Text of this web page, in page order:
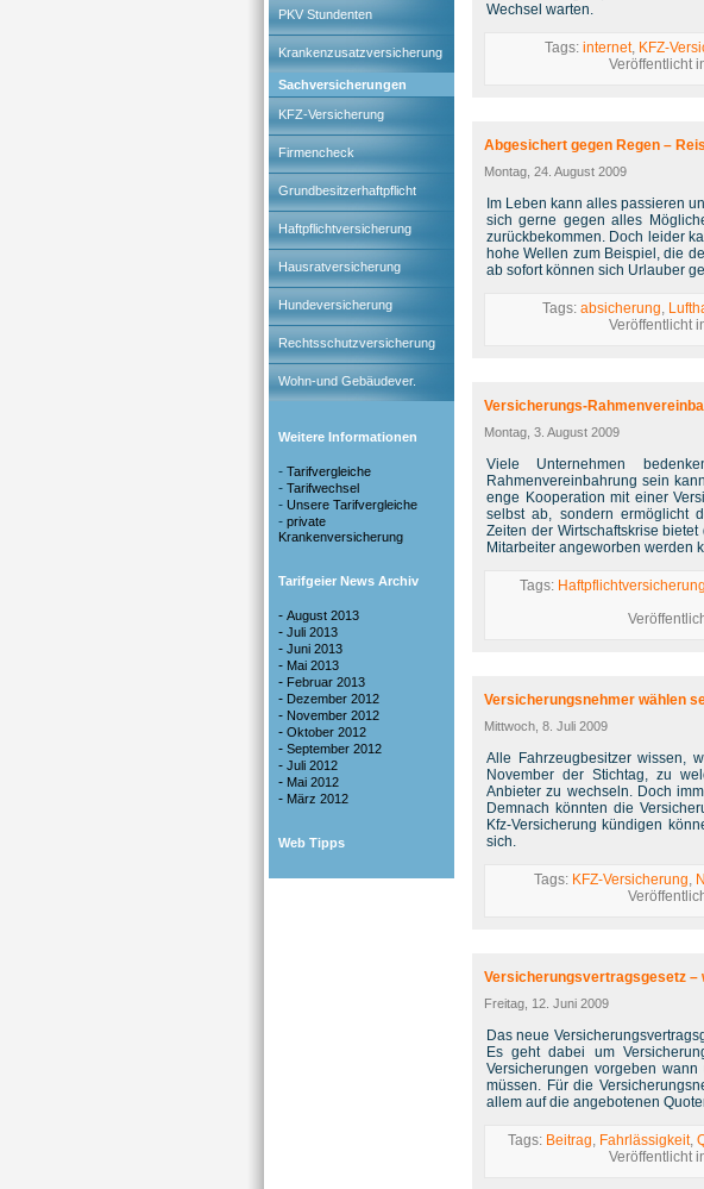
PKV Stundenten
Krankenzusatzversicherung
Sachversicherungen
KFZ-Versicherung
Firmencheck
Grundbesitzerhaftpflicht
Haftpflichtversicherung
Hausratversicherung
Hundeversicherung
Rechtsschutzversicherung
Wohn-und Gebäudever.
Weitere Informationen
- Tarifvergleiche
- Tarifwechsel
- Unsere Tarifvergleiche
- private
Krankenversicherung
Tarifgeier News Archiv
- August 2013
- Juli 2013
- Juni 2013
- Mai 2013
- Februar 2013
- Dezember 2012
- November 2012
- Oktober 2012
- September 2012
- Juli 2012
- Mai 2012
- März 2012
Web Tipps
Wechsel warten.
Tags: internet, KFZ-
Veröffentlicht
Abgesichert gegen Regen –
Montag, 24. August 2009
Im Leben kann alles passieren
sich gerne gegen alles
zurückbekommen. Doch leider
hohe Wellen zum Beispiel, die
ab sofort können sich Urlauber
Tags: absicherung,
Veröffentlicht
Versicherungs-
Montag, 3. August 2009
Viele Unternehmen
Rahmenvereinbahrung sein
enge Kooperation mit einer
selbst ab, sondern ermöglicht
Zeiten der Wirtschaftskrise
Mitarbeiter angeworben werden
Tags: Haftpflichtversicherung
Versicherungsnehmer wählen
Mittwoch, 8. Juli 2009
Alle Fahrzeugbesitzer wissen,
November der Stichtag, zu
Anbieter zu wechseln. Doch
Demnach könnten die
Kfz-Versicherung kündigen
sich.
Tags: KFZ-Versicherung,
Versicherungsvertragsgesetz –
Freitag, 12. Juni 2009
Das neue
Es geht dabei um
Versicherungen vorgeben
müssen. Für die
allem auf die angebotenen
Tags: Beitrag, Fahrlässigkeit,
Veröffentlicht